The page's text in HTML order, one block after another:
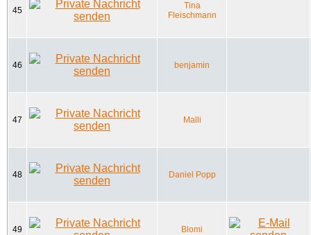
45
Tina
Fleischmann
46 benjamin
47 Malli
48 Daniel Popp
49 Blomi